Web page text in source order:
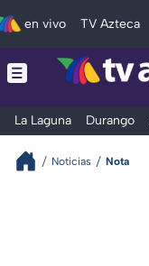
en vivo TV Azteca
La Laguna Durango
Noticias Nota